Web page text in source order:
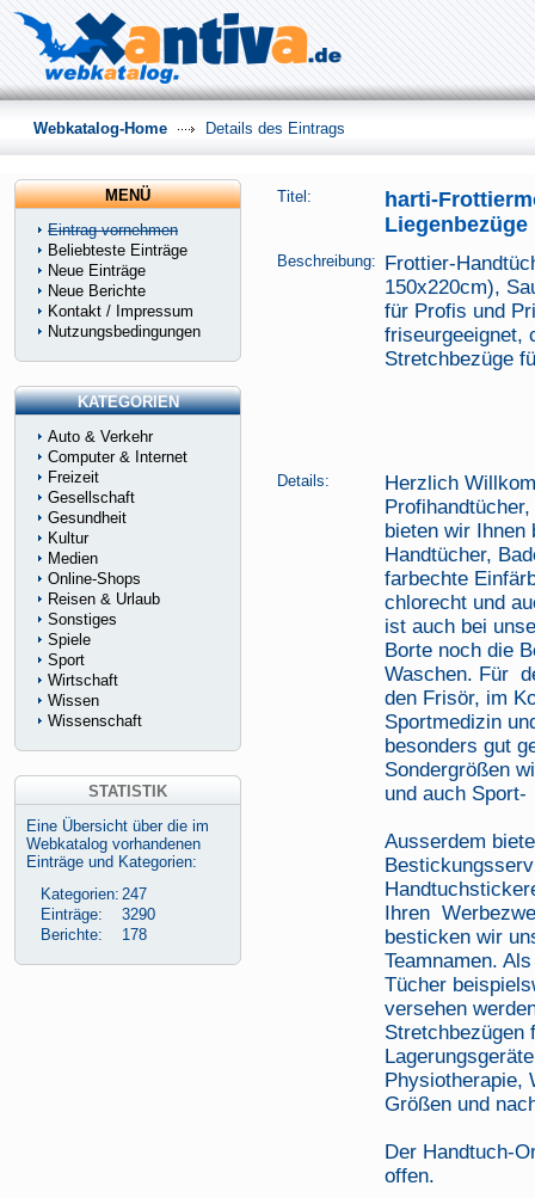
Titel:
harti-
Liegenbezüge
Beschreibung: Frottier-
150x220cm),
für Profis und
friseurgeeignet,
Stretchbezüge
Details:
Herzlich
bieten wir Ihnen
Handtücher,
farbechte
chlorecht und
ist auch bei
Borte noch die
Waschen. Für
den Frisör, im
Sportmedizin
besonders gut
Sondergrößen
und auch
Ausserdem
Ihren
besticken wir
Teamnamen.
Tücher
versehen
Stretchbezügen
Physiotherapie,
Größen und
Der Handtuch-
offen.
Webkatalog-Home Details des Eintrags
MENÜ
Eintrag vornehmen
Beliebteste Einträge
Neue Einträge
Neue Berichte
Kontakt / Impressum
Nutzungsbedingungen
KATEGORIEN
Auto & Verkehr
Computer & Internet
Freizeit
Gesellschaft
Gesundheit
Kultur
Medien
Online-Shops
Reisen & Urlaub
Sonstiges
Spiele
Sport
Wirtschaft
Wissen
Wissenschaft
STATISTIK
Eine Übersicht über die im
Webkatalog vorhandenen
Einträge und Kategorien:
Kategorien: 247
Einträge:
3290
Berichte:
178